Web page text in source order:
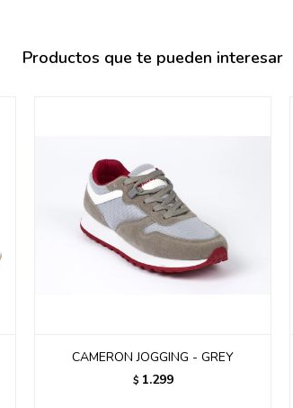
Productos que te pueden interesar
CAMERON JOGGING - GREY
$ 1.299